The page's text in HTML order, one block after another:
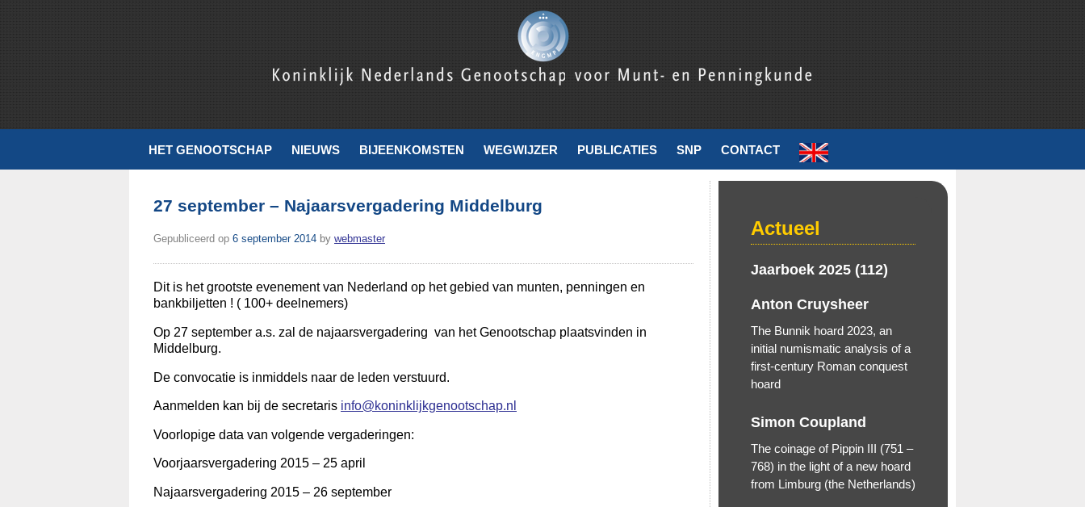
HET GENOOTSCHAP NIEUWS BIJEENKOMSTEN WEGWIJZER PUBLICATIES SNP CONTACT
27 september – Najaarsvergadering Middelburg
Gepubliceerd op 6 september 2014 by webmaster
Dit is het grootste evenement van Nederland op het gebied van munten, penningen en
bankbiljetten ! ( 100+ deelnemers)
Op 27 september a.s. zal de najaarsvergadering van het Genootschap plaatsvinden in
Middelburg.
De convocatie is inmiddels naar de leden verstuurd.
Aanmelden kan bij de secretaris info@koninklijkgenootschap.nl
Voorlopige data van volgende vergaderingen:
Voorjaarsvergadering 2015 – 25 april
Najaarsvergadering 2015 – 26 september
Actueel
Jaarboek 2025 (112)
Anton Cruysheer
The Bunnik hoard 2023, an
initial numismatic analysis of a
first-century Roman conquest
hoard
Simon Coupland
The coinage of Pippin III (751 –
768) in the light of a new hoard
from Limburg (the Netherlands)